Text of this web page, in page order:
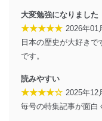
個人情報保護マネ
当社は、内部監査
善し、常に最良の
苦情及び相談受付け
貴殿の個人情報及
大変勉強になりました
★★★★★ 2026年01
日本の歴史が大好き
です。
読みやすい
★★★★☆ 2025年12
毎号の特集記事が面白